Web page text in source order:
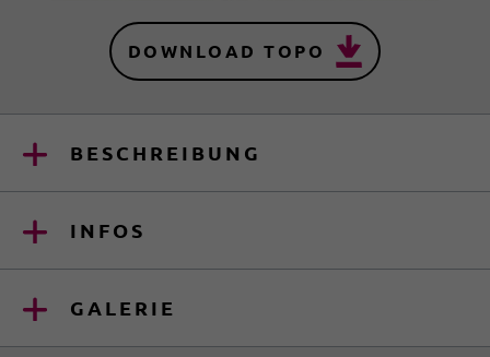
DOWNLOAD TOPO
BESCHREIBUNG
INFOS
GALERIE